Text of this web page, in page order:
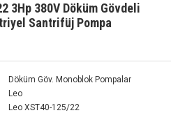
3Hp 380V Döküm Gövdeli
Santrifüj Pompa
Döküm Göv. Monoblok Pompalar
Leo
Leo XST40-125/22